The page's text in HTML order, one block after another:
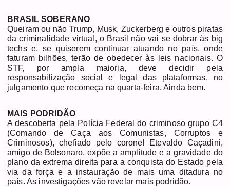
BRASIL SOBERANO
Queiram ou não Trump, Musk, Zuckerberg e outros piratas
da criminalidade virtual, o Brasil não vai se dobrar às big
techs e, se quiserem continuar atuando no país, onde
faturam bilhões, terão de obedecer às leis nacionais. O
STF, por ampla maioria, deve decidir pela
responsabilização social e legal das plataformas, no
julgamento que recomeça na quarta-feira. Ainda bem.
MAIS PODRIDÃO
A descoberta pela Polícia Federal do criminoso grupo C4
(Comando de Caça aos Comunistas, Corruptos e
Criminosos), chefiado pelo coronel Etevaldo Caçadini,
amigo de Bolsonaro, expõe a amplitude e a gravidade do
plano da extrema direita para a conquista do Estado pela
via da força e a instauração de mais uma ditadura no
país. As investigações vão revelar mais podridão.